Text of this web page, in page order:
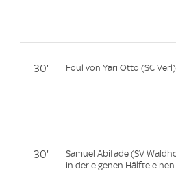
30' Foul von Yari Otto (SC Verl).
30'
Samuel Abifade (SV
in der eigenen Hälfte